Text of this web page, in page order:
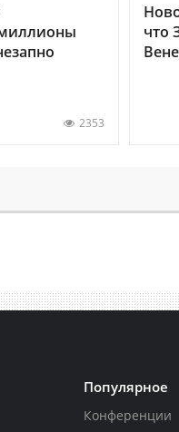
2353
что
Популярное
Конференции